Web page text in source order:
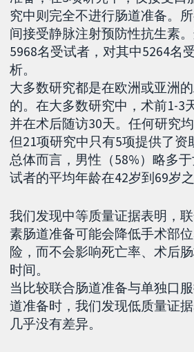
究中则完全不进行肠道准备。
间接受静脉注射预防性抗生素
5968名受试者，对其中5264名
析。
大多数研究都是在欧洲或亚洲
的。在大多数研究中，术前1-3
并在术后随访30天。任何研究
但21项研究中只有5项提供了资
总体而言，男性（58%）略多
试者的平均年龄在42岁到69岁之
我们发现中等质量证据表明，
素肠道准备可能会降低手术部
险，而不会影响死亡率、术后
时间。
当比较联合肠道准备与单独口
道准备时，我们发现低质量证
几乎没有差异。